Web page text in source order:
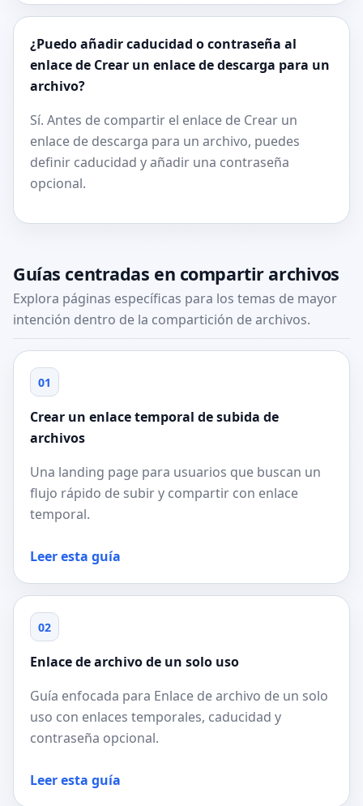
¿Puedo añadir caducidad o contraseña al
enlace de Crear un enlace de descarga para un
archivo?
Sí. Antes de compartir el enlace de Crear un
enlace de descarga para un archivo, puedes
definir caducidad y añadir una contraseña
opcional.
Guías centradas en compartir archivos
Explora páginas específicas para los temas de mayor
intención dentro de la compartición de archivos.
01
Crear un enlace temporal de subida de
archivos
Una landing page para usuarios que buscan un
flujo rápido de subir y compartir con enlace
temporal.
Leer esta guía
02
Enlace de archivo de un solo uso
Guía enfocada para Enlace de archivo de un solo
uso con enlaces temporales, caducidad y
contraseña opcional.
Leer esta guía